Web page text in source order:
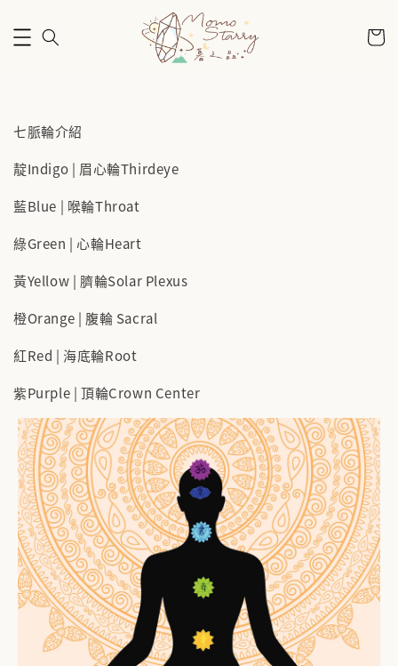
七脈輪介紹
靛Indigo | 眉心輪Thirdeye
藍Blue | 喉輪Throat
綠Green | 心輪Heart
黃Yellow | 臍輪Solar Plexus
橙Orange | 腹輪 Sacral
紅Red | 海底輪Root
紫Purple | 頂輪Crown Center